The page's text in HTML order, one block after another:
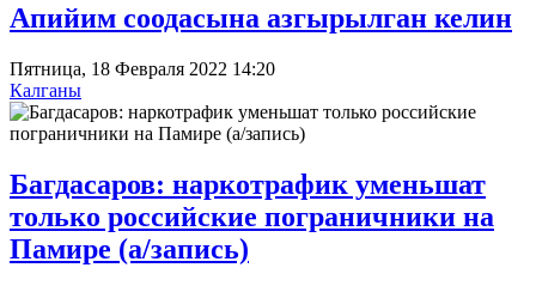
Апийим соодасына азгырылган келин
Пятница, 18 Февраля 2022 14:20
Калганы
Багдасаров: наркотрафик уменьшат
только российские пограничники на
Памире (а/запись)